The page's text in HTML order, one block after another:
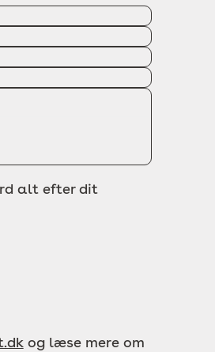
alt efter dit
og læse mere om